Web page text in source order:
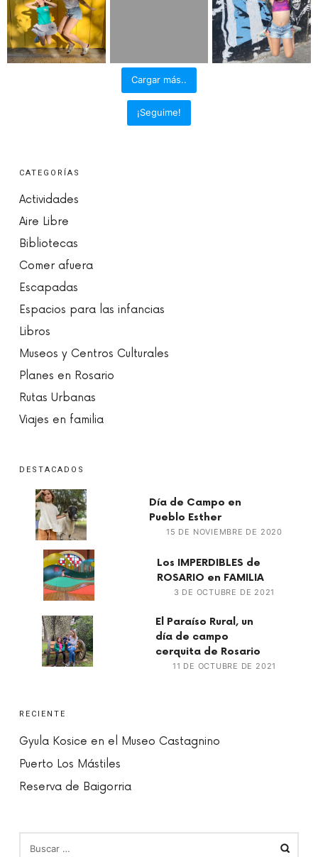
Cargar más..
¡Seguime!
CATEGORÍAS
Actividades
Aire Libre
Bibliotecas
Comer afuera
Escapadas
Espacios para las infancias
Libros
Museos y Centros Culturales
Planes en Rosario
Rutas Urbanas
Viajes en familia
DESTACADOS
Día de Campo en
Pueblo Esther
15 DE NOVIEMBRE DE 2020
Los IMPERDIBLES de
ROSARIO en FAMILIA
3 DE OCTUBRE DE 2021
El Paraíso Rural, un
día de campo
cerquita de Rosario
11 DE OCTUBRE DE 2021
RECIENTE
Gyula Kosice en el Museo Castagnino
Puerto Los Mástiles
Reserva de Baigorria